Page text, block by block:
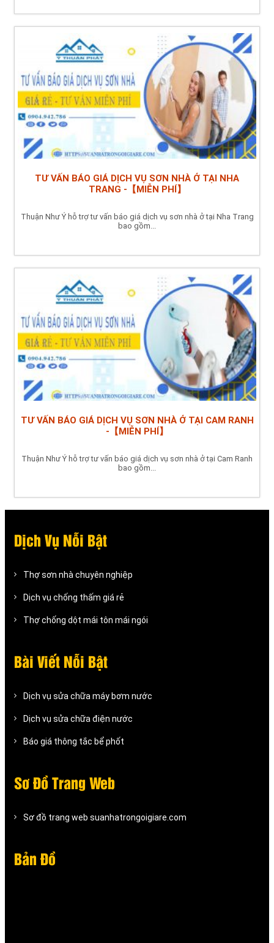
TƯ VẤN BÁO GIÁ DỊCH VỤ SƠN NHÀ Ở TẠI NHA
TRANG -【MIỄN PHÍ】
Thuận Như Ý hỗ trợ tư vấn báo giá dịch vụ sơn nhà ở tại Nha Trang
bao gồm...
TƯ VẤN BÁO GIÁ DỊCH VỤ SƠN NHÀ Ở TẠI CAM RANH
-【MIỄN PHÍ】
Thuận Như Ý hỗ trợ tư vấn báo giá dịch vụ sơn nhà ở tại Cam Ranh
bao gồm...
Dịch Vụ Nỗi Bật
Thợ sơn nhà chuyên nghiệp
Dịch vụ chống thấm giá rẻ
Thợ chống dột mái tôn mái ngói
Bài Viết Nỗi Bật
Dịch vụ sửa chữa máy bơm nước
Dịch vụ sửa chữa điện nước
Báo giá thông tắc bể phốt
Sơ Đồ Trang Web
Sơ đồ trang web suanhatrongoigiare.com
Bản Đồ